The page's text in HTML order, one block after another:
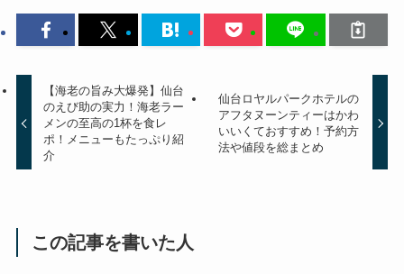
【海老の旨み大爆発】仙台
のえび助の実力！海老ラー
メンの至高の1杯を食レ
ポ！メニューもたっぷり紹
介
仙台ロヤルパークホテルの
アフタヌーンティーはかわ
いいくておすすめ！予約方
法や値段を総まとめ
この記事を書いた人